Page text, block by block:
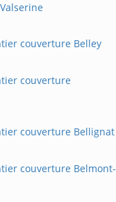
couverture Belley
couverture
couverture Bellignat
couverture Belmont-